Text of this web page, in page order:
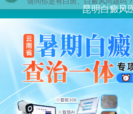
昆明白癜风